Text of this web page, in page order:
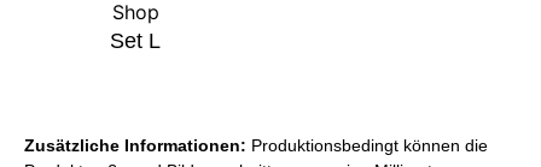
Set L
Zusätzliche Informationen: Produktionsbedingt können die